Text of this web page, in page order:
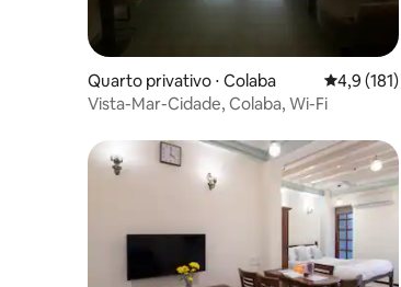
Quarto privativo ⋅ Colaba 4,9 de
4,9 (181)
Vista-Mar-Cidade, Colaba, Wi-Fi